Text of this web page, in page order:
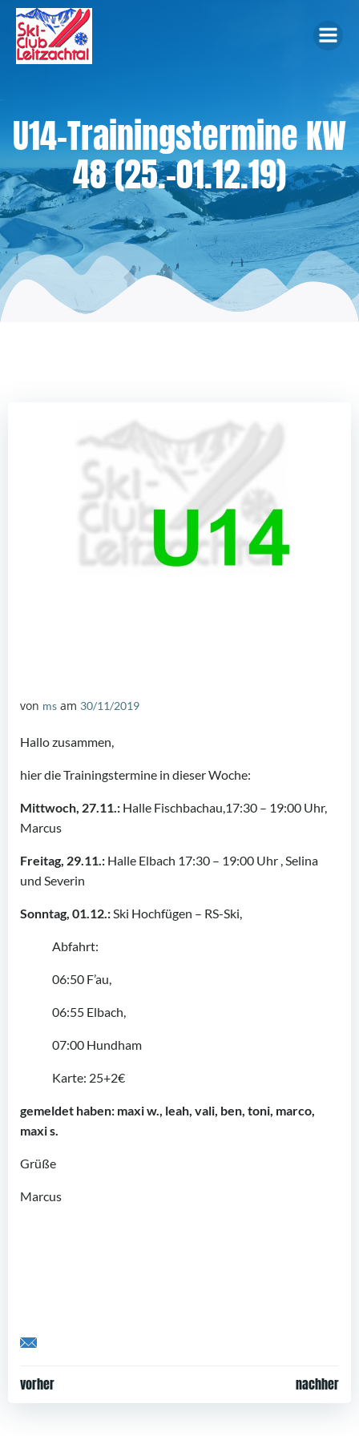
U14-Trainingstermine KW
48 (25.-01.12.19)
von ms am 30/11/2019
Hallo zusammen,
hier die Trainingstermine in dieser Woche:
Mittwoch, 27.11.: Halle Fischbachau,17:30 – 19:00 Uhr,
Marcus
Freitag, 29.11.: Halle Elbach 17:30 – 19:00 Uhr , Selina
und Severin
Sonntag, 01.12.:Ski Hochfügen – RS-Ski,
Abfahrt:
06:50 F’au,
06:55 Elbach,
07:00 Hundham
Karte: 25+2€
gemeldet haben: maxi w., leah, vali, ben, toni, marco,
maxi s.
Grüße
Marcus
Share by Email
Post
vorher
Post
nachher